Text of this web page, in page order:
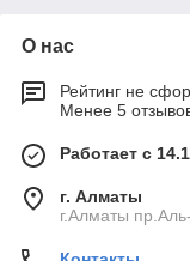
О нас
Рейтинг не
Менее 5
Работает с
г. Алматы
г.Алматы